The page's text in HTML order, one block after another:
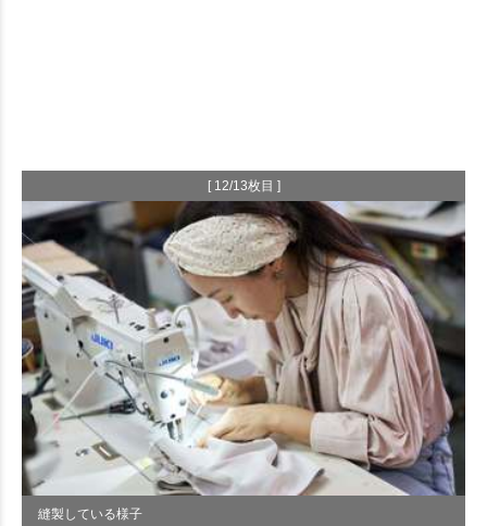
[ 12/13枚目 ]
縫製している様子